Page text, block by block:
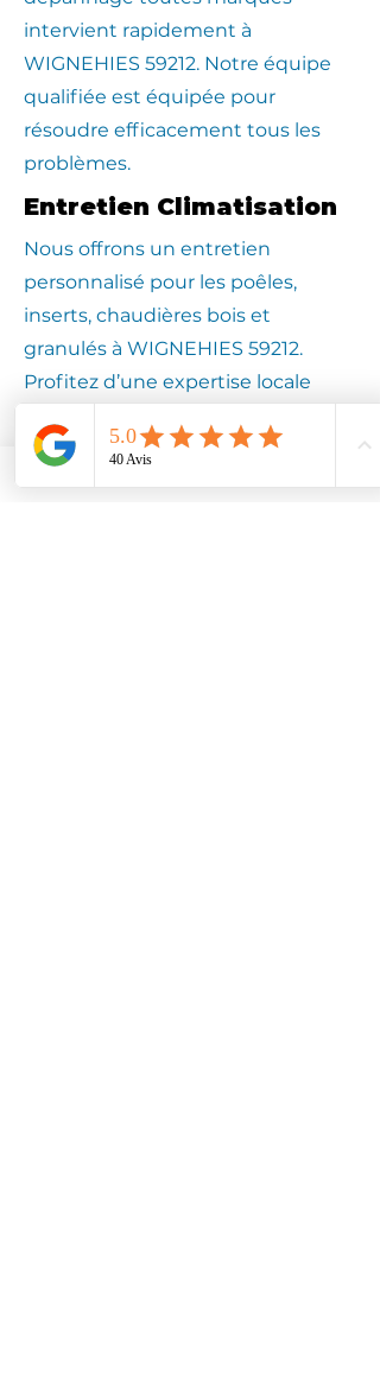
intervient rapidement à
WIGNEHIES 59212. Notre équipe
qualifiée est équipée pour
résoudre efficacement tous les
problèmes.
Entretien Climatisation
Nous offrons un entretien
personnalisé pour les poêles,
inserts, chaudières bois et
granulés à WIGNEHIES 59212.
Profitez d’une expertise locale
équipement.